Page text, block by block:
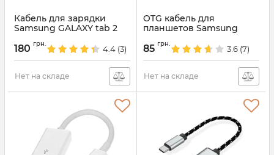
Кабель для зарядки
Samsung GALAXY tab 2
180 грн.
4.4 (3)
Нет на складе
OTG кабель для
планшетов Samsung
85 грн.
3.6 (7)
Нет на складе